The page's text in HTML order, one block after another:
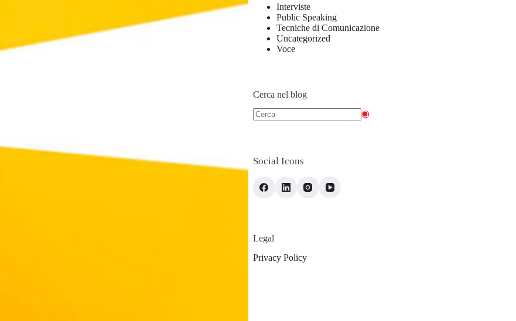
Interviste
Public Speaking
Tecniche di Comunicazione
Uncategorized
Voce
Cerca nel blog
Social Icons
Legal
Privacy Policy